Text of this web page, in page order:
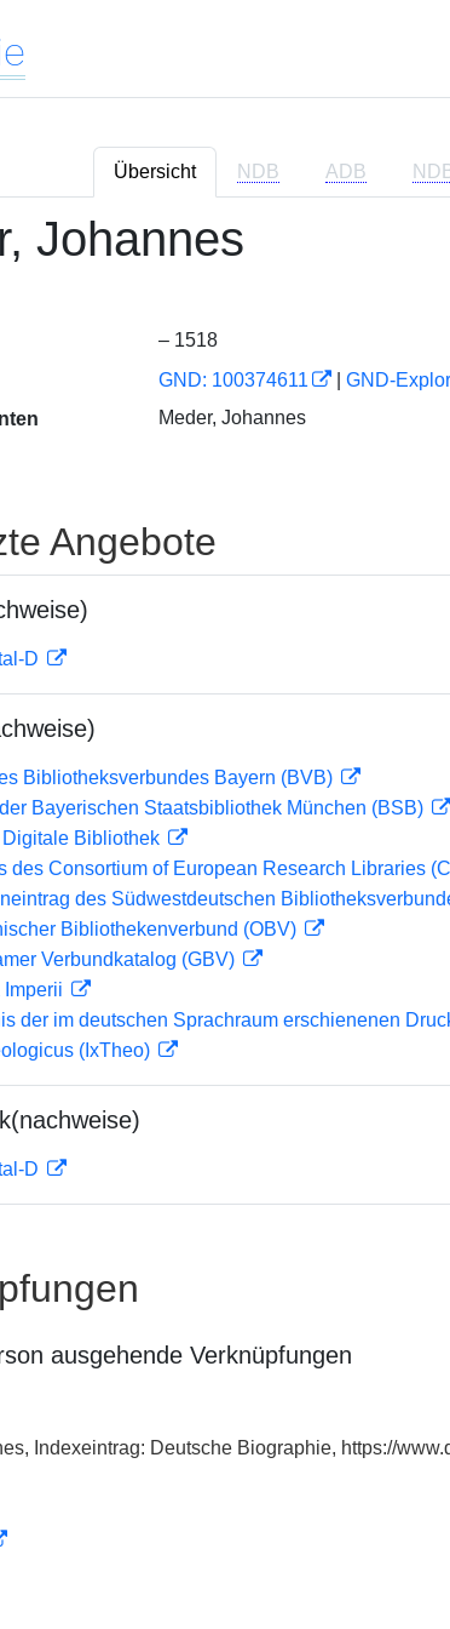
Übersicht NDB ADB
Johannes
– 1518
GND: 100374611 GND-
Meder, Johannes
Angebote
D
Bibliotheksverbundes Bayern (BVB)
Bayerischen Staatsbibliothek München (BSB)
Digitale Bibliothek
des Consortium of European Research Libraries
des Südwestdeutschen
Bibliothekenverbund (OBV)
Verbundkatalog (GBV)
Imperii
der im deutschen Sprachraum erschienenen
(IxTheo)
D
ausgehende Verknüpfungen
Indexeintrag: Deutsche Biographie, https://